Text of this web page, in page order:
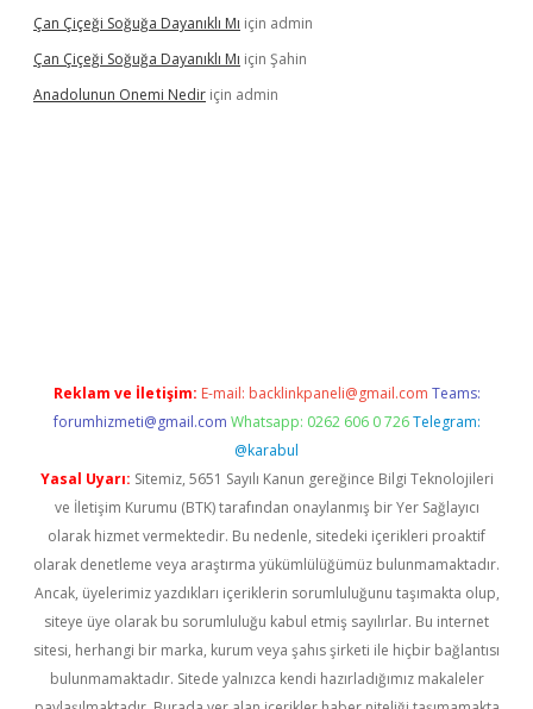
Çan Çiçeği Soğuğa Dayanıklı Mı için admin
Çan Çiçeği Soğuğa Dayanıklı Mı için Şahin
Anadolunun Onemi Nedir için admin
Reklam ve İletişim: E-mail: backlinkpaneli@gmail.com Teams:
forumhizmeti@gmail.com Whatsapp: 0262 606 0 726 Telegram:
@karabul
Yasal Uyarı: Sitemiz, 5651 Sayılı Kanun gereğince Bilgi Teknolojileri
ve İletişim Kurumu (BTK) tarafından onaylanmış bir Yer Sağlayıcı
olarak hizmet vermektedir. Bu nedenle, sitedeki içerikleri proaktif
olarak denetleme veya araştırma yükümlülüğümüz bulunmamaktadır.
Ancak, üyelerimiz yazdıkları içeriklerin sorumluluğunu taşımakta olup,
siteye üye olarak bu sorumluluğu kabul etmiş sayılırlar. Bu internet
sitesi, herhangi bir marka, kurum veya şahıs şirketi ile hiçbir bağlantısı
bulunmamaktadır. Sitede yalnızca kendi hazırladığımız makaleler